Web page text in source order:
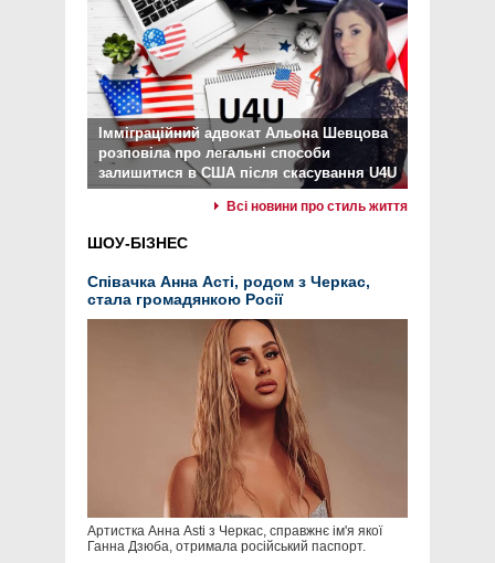
Імміграційний адвокат Альона Шевцова
розповіла про легальні способи
залишитися в США після скасування U4U
Всі новини про стиль життя
ШОУ-БІЗНЕС
Співачка Анна Асті, родом з Черкас,
стала громадянкою Росії
Артистка Анна Asti з Черкас, справжнє ім'я якої
Ганна Дзюба, отримала російський паспорт.